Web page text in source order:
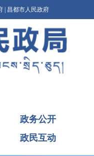
昌都市人民政府
政务公开
政民互动